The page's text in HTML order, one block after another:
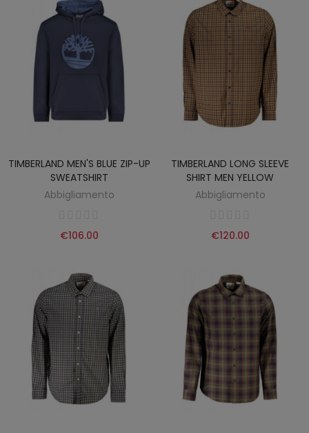
TIMBERLAND MEN'S BLUE ZIP-UP
SWEATSHIRT
Abbigliamento
€106.00
TIMBERLAND LONG SLEEVE
SHIRT MEN YELLOW
Abbigliamento
€120.00